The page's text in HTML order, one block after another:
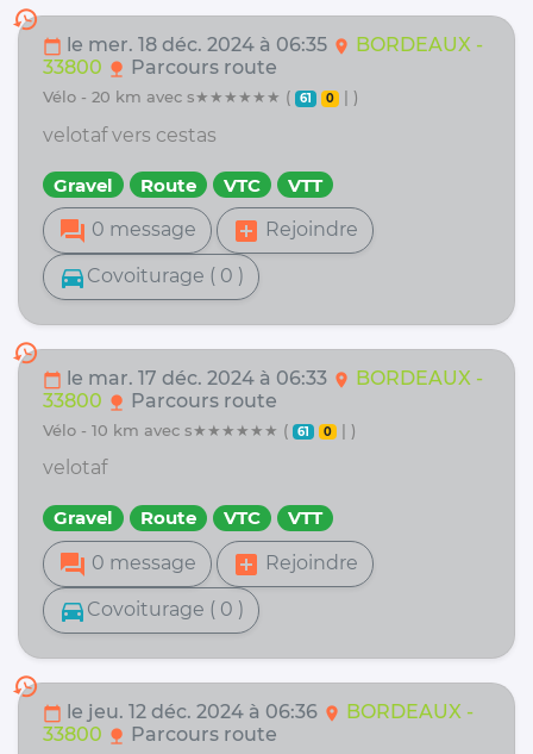
history
calendar_today le mer. 18 déc. 2024 à 06:35 location_on
BORDEAUX -
33800 nature Parcours route
vélo - 20 km avec s★★★★★★ ( 61 0 | )
velotaf vers cestas
Gravel Route VTC VTT
forum 0 message add_box Rejoindre
directions_car Covoiturage ( 0 )
history
calendar_today le mar. 17 déc. 2024 à 06:33 location_on BORDEAUX -
33800 nature Parcours route
vélo - 10 km avec s★★★★★★ ( 61 0 | )
velotaf
Gravel Route VTC VTT
forum 0 message add_box Rejoindre
directions_car Covoiturage ( 0 )
history
calendar_today le jeu. 12 déc. 2024 à 06:36 location_on BORDEAUX -
33800 nature Parcours route